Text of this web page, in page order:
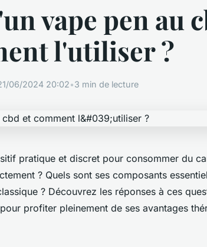
vape pen au
l'utiliser ?
06/2024 20:02•3 min de lecture
pratique et discret pour consommer du
? Quels sont ses composants
? Découvrez les réponses à ces
profiter pleinement de ses avantages